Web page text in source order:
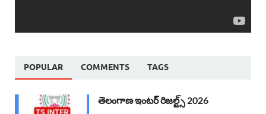
POPULAR COMMENTS TAGS
తెలంగాణ ఇంటర్ రిజల్ట్స్ 2026